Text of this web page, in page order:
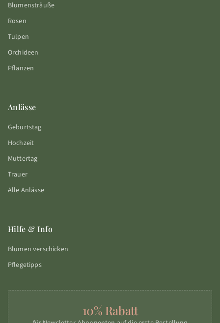
Blumensträuße
Rosen
Tulpen
Orchideen
Pflanzen
Anlässe
Geburtstag
Hochzeit
Muttertag
Trauer
Alle Anlässe
Hilfe & Info
Blumen verschicken
Pflegetipps
10% Rabatt